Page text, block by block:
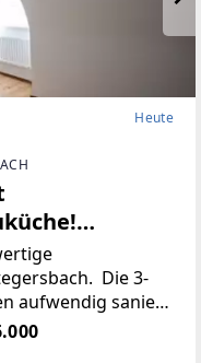
Heute
Die 3-
aufwendig saniert.
gänzlich